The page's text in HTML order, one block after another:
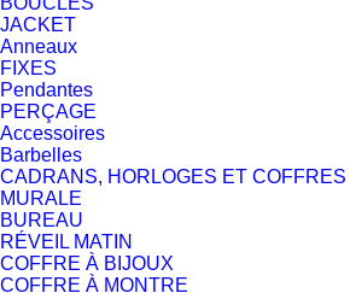
JACKET
Anneaux
FIXES
Pendantes
PERÇAGE
Accessoires
Barbelles
CADRANS, HORLOGES ET COFFRES
MURALE
BUREAU
RÉVEIL MATIN
COFFRE À BIJOUX
COFFRE À MONTRE